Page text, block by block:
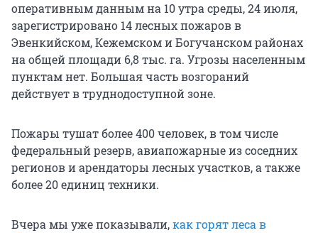
оперативным данным на 10 утра среды, 24 июля,
зарегистрировано 14 лесных пожаров в
Эвенкийском, Кежемском и Богучанском районах
на общей площади 6,8 тыс. га. Угрозы населенным
пунктам нет. Большая часть возгораний
действует в труднодоступной зоне.
Пожары тушат более 400 человек, в том числе
федеральный резерв, авиапожарные из соседних
регионов и арендаторы лесных участков, а также
более 20 единиц техники.
Вчера мы уже показывали,как горят леса в